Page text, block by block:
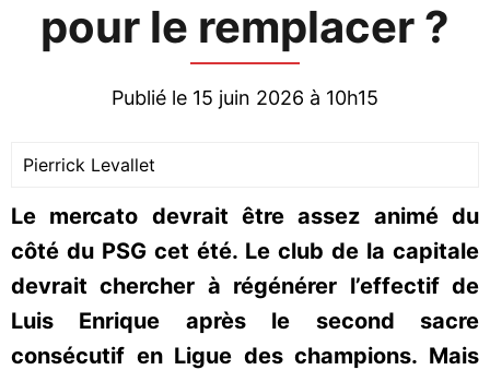
pour le remplacer ?
Publié le 15 juin 2026 à 10h15
Pierrick Levallet
Le mercato devrait être assez animé du
côté du PSG cet été. Le club de la capitale
devrait chercher à régénérer l’effectif de
Luis Enrique après le second sacre
consécutif en Ligue des champions. Mais